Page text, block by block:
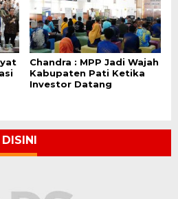
Chandra : MPP Jadi Wajah
Kabupaten Pati Ketika
Investor Datang